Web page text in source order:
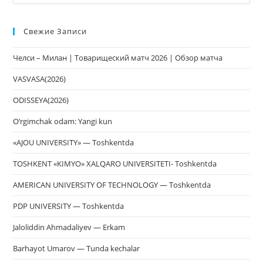
Свежие Записи
Челси – Милан | Товарищеский матч 2026 | Обзор матча
VASVASA(2026)
ODISSEYA(2026)
O‘rgimchak odam: Yangi kun
«AJOU UNIVERSITY» — Toshkentda
TOSHKENT «KIMYO» XALQARO UNIVERSITETI- Toshkentda
AMERICAN UNIVERSITY OF TECHNOLOGY — Toshkentda
PDP UNIVERSITY — Toshkentda
Jaloliddin Ahmadaliyev — Erkam
Barhayot Umarov — Tunda kechalar